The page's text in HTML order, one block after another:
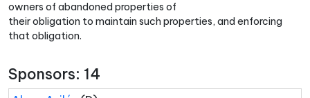
owners of abandoned properties of
their obligation to maintain such properties, and enforcing
that obligation.
Sponsors: 14